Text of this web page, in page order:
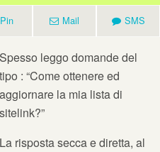
Pin Mail SMS
Spesso leggo domande del
tipo : “Come ottenere ed
aggiornare la mia lista di
sitelink?”
La risposta secca e diretta, al